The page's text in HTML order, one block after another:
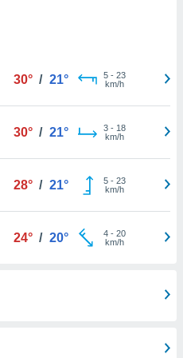
30° / 21° 5- 23
km/h
30° / 21° 3- 18
km/h
28° / 21° 5- 23
km/h
24° / 20° 4- 20
km/h